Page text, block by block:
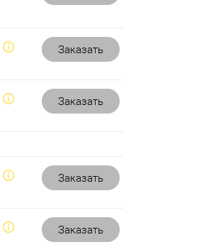
Заказать
Заказать
Заказать
Заказать